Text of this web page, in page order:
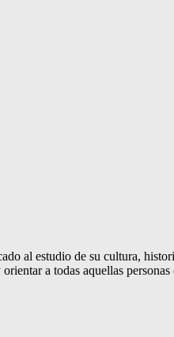
al estudio de su cultura,
a todas aquellas